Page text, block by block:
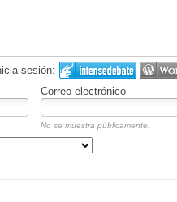
sesión:
Correo electrónico
No se muestra públicamente.